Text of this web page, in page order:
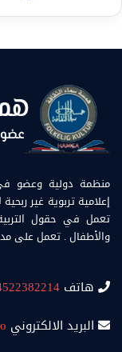
منظمة دولية وعضو في
إعلامية تربوية غير
تعمل في حقول
والأطفال . تعمل على مد
هاتف
البريد الالكتروني